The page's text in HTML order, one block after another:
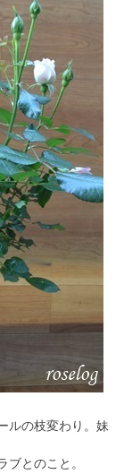
ルの枝変わり。妹
とのこと。